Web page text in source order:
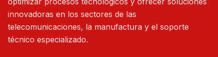
innovadoras en los sectores de las
telecomunicaciones, la manufactura y el soporte
técnico especializado.